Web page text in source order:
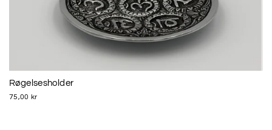
Røgelsesholder
75,00 kr